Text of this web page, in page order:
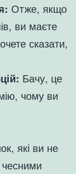
Отже, якщо
ви маєте
сказати,
Бачу, це
чому ви
які ви не